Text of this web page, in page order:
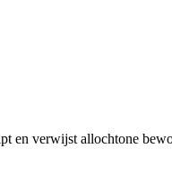
en verwijst allochtone